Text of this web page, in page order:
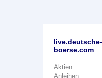
live.deutsche-
boerse.com
Aktien
Anleihen